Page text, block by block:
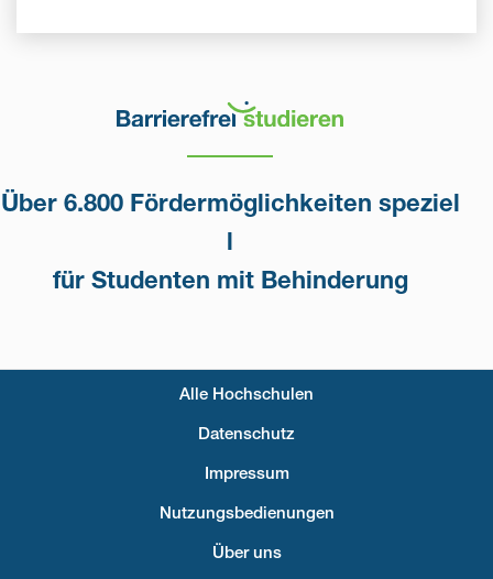
Über 6.800 Fördermöglichkeiten speziel
l
für Studenten mit Behinderung
Fußzeilenmenü
Alle Hochschulen
Datenschutz
Impressum
Nutzungsbedienungen
Über uns